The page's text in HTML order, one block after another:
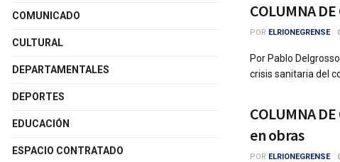
COLUMNA
POR ELRIONEGRENSE
Por Pablo
crisis sanitaria del
COLUMNA
en obras
POR ELRIONEGRENSE
COMUNICADO
CULTURAL
DEPARTAMENTALES
DEPORTES
EDUCACIÓN
ESPACIO CONTRATADO